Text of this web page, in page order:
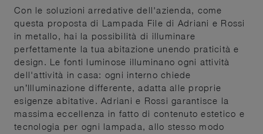
Con le soluzioni arredative dell'azienda, come
questa proposta di Lampada File di Adriani e Rossi
in metallo, hai la possibilità di illuminare
perfettamente la tua abitazione unendo praticità e
design. Le fonti luminose illuminano ogni attività
dell'attività in casa: ogni interno chiede
un’Illuminazione differente, adatta alle proprie
esigenze abitative. Adriani e Rossi garantisce la
massima eccellenza in fatto di contenuto estetico e
tecnologia per ogni lampada, allo stesso modo